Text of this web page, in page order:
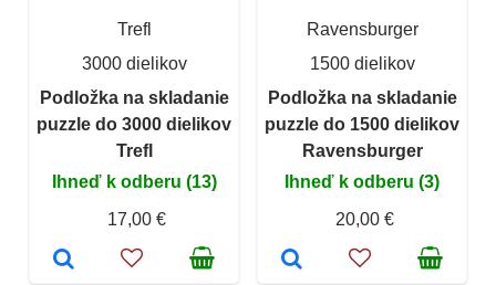
Trefl
3000 dielikov
Podložka na skladanie
puzzle do 3000 dielikov
Trefl
Ihneď k odberu (13)
17,00 €
Ravensburger
1500 dielikov
Podložka na skladanie
puzzle do 1500 dielikov
Ravensburger
Ihneď k odberu (3)
20,00 €